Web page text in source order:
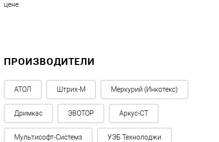
цене.
ПРОИЗВОДИТЕЛИ
АТОЛ Штрих-М Меркурий (Инкотекс)
Дримкас ЭВОТОР Аркус-СТ
Мультисофт-Системз УЭБ Технолоджи